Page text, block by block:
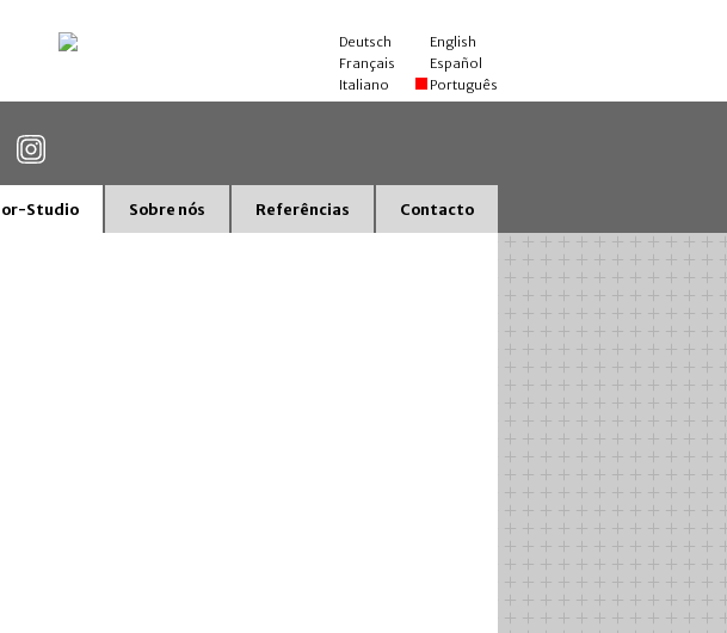
Deutsch
Français
Italiano
English
Español
Português
Studio Sobre nós Referências Contacto